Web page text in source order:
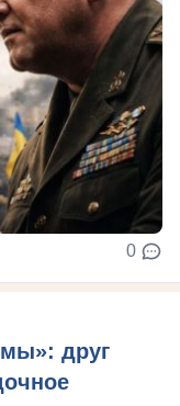
0
друг